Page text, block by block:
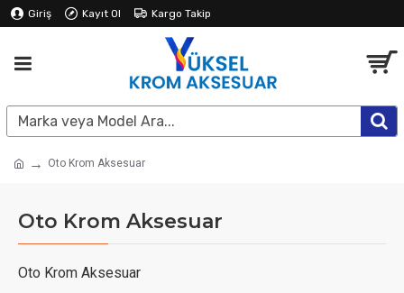
Giriş Kayıt Ol Kargo Takip
Oto Krom Aksesuar
Oto Krom Aksesuar
Oto Krom Aksesuar